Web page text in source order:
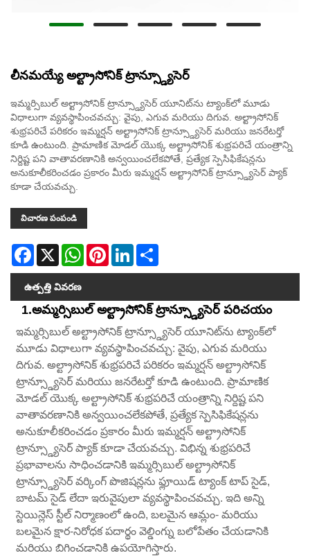
లీనమయ్యే అల్ట్రాసోనిక్ ట్రాన్స్డ్యూసెర్
ఇమ్మర్సిబుల్ అల్ట్రాసోనిక్ ట్రాన్స్డ్యూసెర్ యూనిట్‌ను ట్యాంక్‌లో మూడు
విధాలుగా వ్యవస్థాపించవచ్చు: వైపు, ఎగువ మరియు దిగువ. అల్ట్రాసోనిక్
శుభ్రపరిచే పరికరం ఇమ్మర్షన్ అల్ట్రాసోనిక్ ట్రాన్స్డ్యూసెర్ మరియు జనరేటర్తో
కూడి ఉంటుంది. ప్రామాణిక మోడల్ యొక్క అల్ట్రాసోనిక్ శుభ్రపరిచే యంత్రాన్ని
నిర్దిష్ట పని వాతావరణానికి అన్వయించలేకపోతే, ప్రత్యేక స్పెసిఫికేషన్లను
అనుకూలీకరించడం ప్రకారం మీరు ఇమ్మర్షన్ అల్ట్రాసోనిక్ ట్రాన్స్డ్యూసెర్ ప్యాక్
కూడా చేయవచ్చు.
విచారణ పంపండి
Facebook
X WhatsAppPinterestLinkedIn
ఉత్పత్తి వివరణ
1.అమ్మర్సిబుల్ అల్ట్రాసోనిక్ ట్రాన్స్డ్యూసెర్ పరిచయం
ఇమ్మర్సిబుల్ అల్ట్రాసోనిక్ ట్రాన్స్డ్యూసెర్ యూనిట్‌ను ట్యాంక్‌లో
మూడు విధాలుగా వ్యవస్థాపించవచ్చు: వైపు, ఎగువ మరియు
దిగువ. అల్ట్రాసోనిక్ శుభ్రపరిచే పరికరం ఇమ్మర్షన్ అల్ట్రాసోనిక్
ట్రాన్స్డ్యూసెర్ మరియు జనరేటర్తో కూడి ఉంటుంది. ప్రామాణిక
మోడల్ యొక్క అల్ట్రాసోనిక్ శుభ్రపరిచే యంత్రాన్ని నిర్దిష్ట పని
వాతావరణానికి అన్వయించలేకపోతే, ప్రత్యేక స్పెసిఫికేషన్లను
అనుకూలీకరించడం ప్రకారం మీరు ఇమ్మర్షన్ అల్ట్రాసోనిక్
ట్రాన్స్డ్యూసెర్ ప్యాక్ కూడా చేయవచ్చు. విభిన్న శుభ్రపరిచే
ప్రభావాలను సాధించడానికి ఇమ్మర్సిబుల్ అల్ట్రాసోనిక్
ట్రాన్స్డ్యూసెర్ వర్కింగ్ పొజిషన్లను ఫ్లూయిడ్ ట్యాంక్ టాప్ సైడ్,
బాటమ్ సైడ్ లేదా ఇరువైపులా వ్యవస్థాపించవచ్చు. ఇది అన్ని
స్టెయిన్లెస్ స్టీల్ నిర్మాణంలో ఉంది, బలమైన ఆమ్లం- మరియు
బలమైన క్షార-నిరోధక పదార్థం వెల్డింగ్ను బలోపేతం చేయడానికి
మరియు బిగించడానికి ఉపయోగిస్తారు.